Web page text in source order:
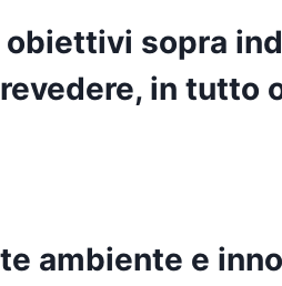
sopra
in
ambiente e